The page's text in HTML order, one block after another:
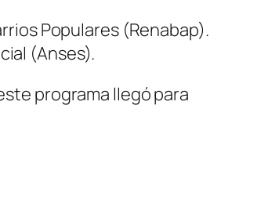
Populares (Renabap).
(Anses).
programa llegó para